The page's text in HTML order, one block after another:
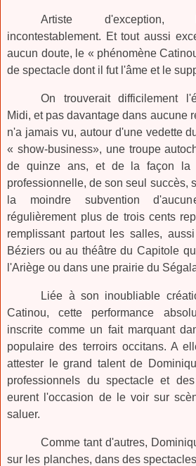
Artiste d'exception,
incontestablement. Et tout aussi
aucun doute, le « phénomène
de spectacle dont il fut l'âme et le
On trouverait difficilement
Midi, et pas davantage dans aucune
n'a jamais vu, autour d'une vedette
« show-business», une troupe
de quinze ans, et de la façon la
professionnelle, de son seul succès,
la moindre subvention
régulièrement plus de trois cents
remplissant partout les salles,
Béziers ou au théâtre du Capitole
l'Ariège ou dans une prairie du
Liée à son inoubliable
Catinou, cette performance
inscrite comme un fait marquant
populaire des terroirs occitans. A
attester le grand talent de
professionnels du spectacle et
eurent l'occasion de le voir sur
saluer.
Comme tant d'autres,
sur les planches, dans des